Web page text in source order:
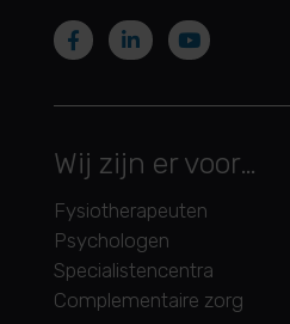
Wij zijn er voor…
Fysiotherapeuten
Psychologen
Specialistencentra
Complementaire zorg